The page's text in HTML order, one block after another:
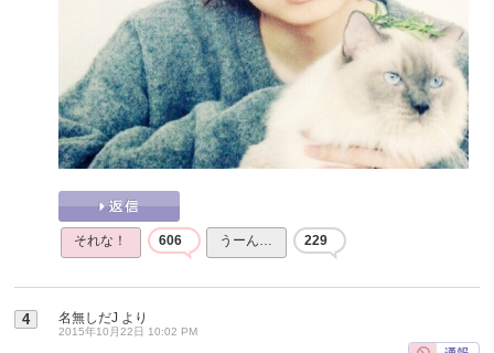
それな！ 606 うーん… 229
4 名無しだJ より
2015年10月22日 10:02 PM